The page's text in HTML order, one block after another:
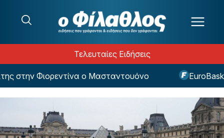
Τελευταίες Ειδήσεις
Φιορεντίνα ο Μασταντουόνο EuroBasket